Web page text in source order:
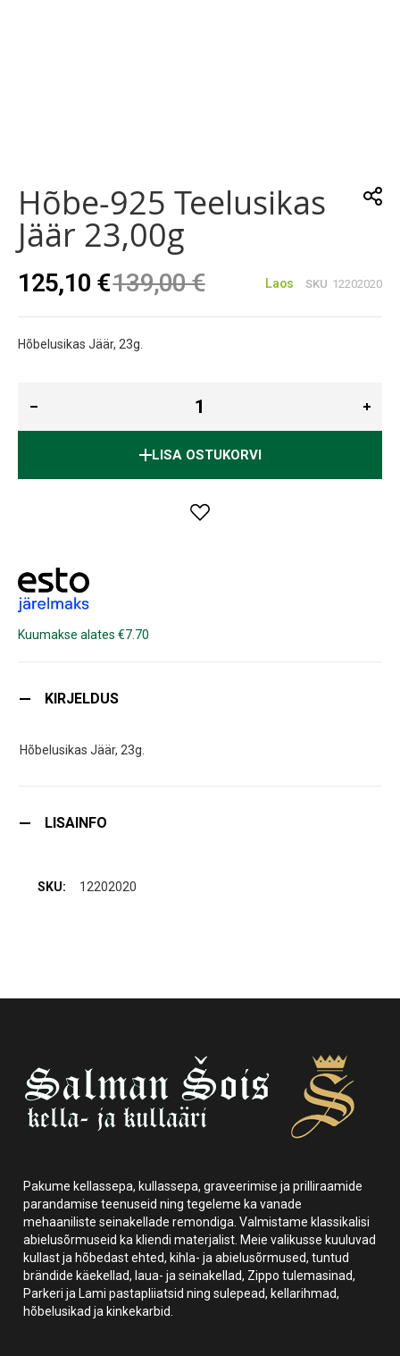
beginning
of
the
images
Hõbe-925 Teelusikas
Jäär 23,00g
125,10 €139,00 € Laos SKU 12202020
Hõbelusikas Jäär, 23g.
LISA OSTUKORVI
Kuumakse alates €7.70
KIRJELDUS
Hõbelusikas Jäär, 23g.
LISAINFO
12202020
Pakume kellassepa, kullassepa, graveerimise ja prilliraamide
parandamise teenuseid ning tegeleme ka vanade
mehaaniliste seinakellade remondiga. Valmistame klassikalisi
abielusõrmuseid ka kliendi materjalist. Meie valikusse kuuluvad
kullast ja hõbedast ehted, kihla- ja abielusõrmused, tuntud
brändide käekellad, laua- ja seinakellad, Zippo tulemasinad,
Parkeri ja Lami pastapliiatsid ning sulepead, kellarihmad,
hõbelusikad ja kinkekarbid.